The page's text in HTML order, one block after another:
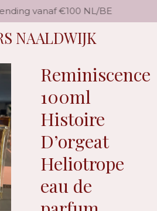
NAALDWIJK
vanaf €100 NL/BE
Reminiscence
100ml
Histoire
D’orgeat
Heliotrope
eau de